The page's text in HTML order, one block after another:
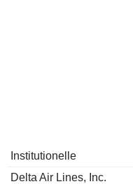
Institutionelle
Delta Air Lines, Inc.